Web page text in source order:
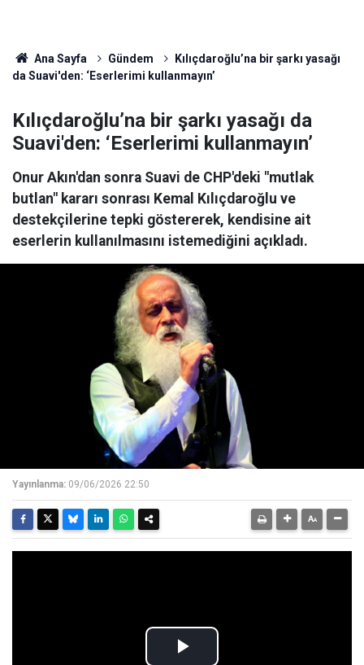
Ana Sayfa Gündem
Kılıçdaroğlu’na bir şarkı yasağı
da Suavi'den: ‘Eserlerimi kullanmayın’
Kılıçdaroğlu’na bir şarkı yasağı da
Suavi'den: ‘Eserlerimi kullanmayın’
Onur Akın'dan sonra Suavi de CHP'deki "mutlak
butlan" kararı sonrası Kemal Kılıçdaroğlu ve
destekçilerine tepki göstererek, kendisine ait
eserlerin kullanılmasını istemediğini açıkladı.
Yayınlanma: 09/06/2026 22:50